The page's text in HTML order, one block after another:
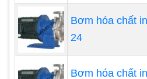
Bơm hóa chất
24
Bơm hóa chất